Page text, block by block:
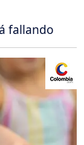
fallando